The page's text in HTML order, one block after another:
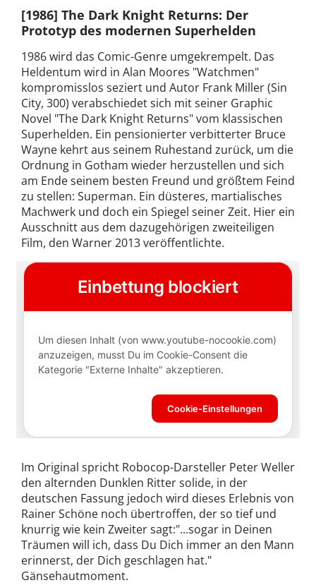
[1986] The Dark Knight Returns: Der
Prototyp des modernen Superhelden
1986 wird das Comic-Genre umgekrempelt. Das
Heldentum wird in Alan Moores "Watchmen"
kompromisslos seziert und Autor Frank Miller (Sin
City, 300) verabschiedet sich mit seiner Graphic
Novel "The Dark Knight Returns" vom klassischen
Superhelden. Ein pensionierter verbitterter Bruce
Wayne kehrt aus seinem Ruhestand zurück, um die
Ordnung in Gotham wieder herzustellen und sich
am Ende seinem besten Freund und größtem Feind
zu stellen: Superman. Ein düsteres, martialisches
Machwerk und doch ein Spiegel seiner Zeit. Hier ein
Ausschnitt aus dem dazugehörigen zweiteiligen
Film, den Warner 2013 veröffentlichte.
Im Original spricht Robocop-Darsteller Peter Weller
den alternden Dunklen Ritter solide, in der
deutschen Fassung jedoch wird dieses Erlebnis von
Rainer Schöne noch übertroffen, der so tief und
knurrig wie kein Zweiter sagt:"...sogar in Deinen
Träumen will ich, dass Du Dich immer an den Mann
erinnerst, der Dich geschlagen hat."
Gänsehautmoment.